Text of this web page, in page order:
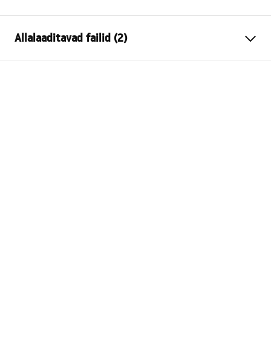
Paigaldusviis
Värv
Harjatud kuld
Allalaaditavad failid (2)